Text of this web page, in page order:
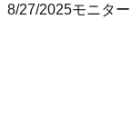
8/27/2025モニター